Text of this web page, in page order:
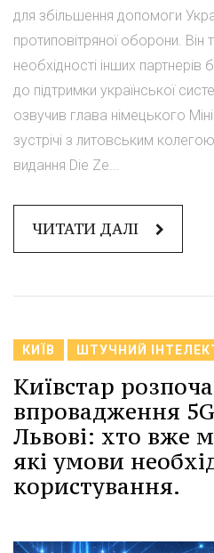
для збільшення допомоги
протиповітряної оборони.
необхідності інших партнерів
до підтримки української
озвучив глава німецького
зустрічі з литовським
видання Die Ze...
ЧИТАТИ ДАЛІ
КИЇВ ШТУЧНИЙ
Київстар
впровадження
Львові: хто вже
які умови
користування.